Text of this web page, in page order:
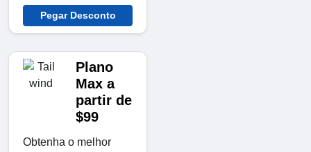
Pegar Desconto
Plano
Max a
partir de
$99
Obtenha o melhor